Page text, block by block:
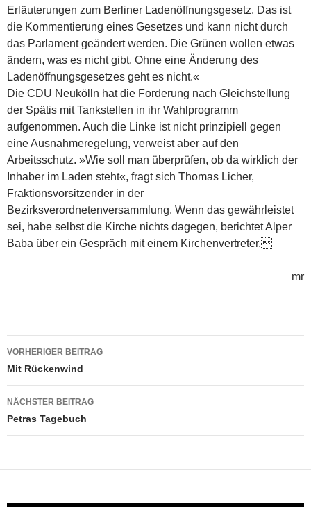
Erläuterungen zum Berliner Ladenöffnungsgesetz. Das ist
die Kommentierung eines Gesetzes und kann nicht durch
das Parlament geändert werden. Die Grünen wollen etwas
ändern, was es nicht gibt. Ohne eine Änderung des
Ladenöffnungsgesetzes geht es nicht.«
Die CDU Neukölln hat die Forderung nach Gleichstellung
der Spätis mit Tankstellen in ihr Wahlprogramm
aufgenommen. Auch die Linke ist nicht prinzipiell gegen
eine Ausnahmeregelung, verweist aber auf den
Arbeitsschutz. »Wie soll man überprüfen, ob da wirklich der
Inhaber im Laden steht«, fragt sich Thomas Licher,
Fraktionsvorsitzender in der
Bezirksverordnetenversammlung. Wenn das gewährleistet
sei, habe selbst die Kirche nichts dagegen, berichtet Alper
Baba über ein Gespräch mit einem Kirchenvertreter.
mr
Beitragsnavigation
VORHERIGER BEITRAG
Mit Rückenwind
NÄCHSTER BEITRAG
Petras Tagebuch